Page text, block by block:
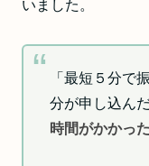
いました。
「最短５分で
分が申し込ん
時間がかかった